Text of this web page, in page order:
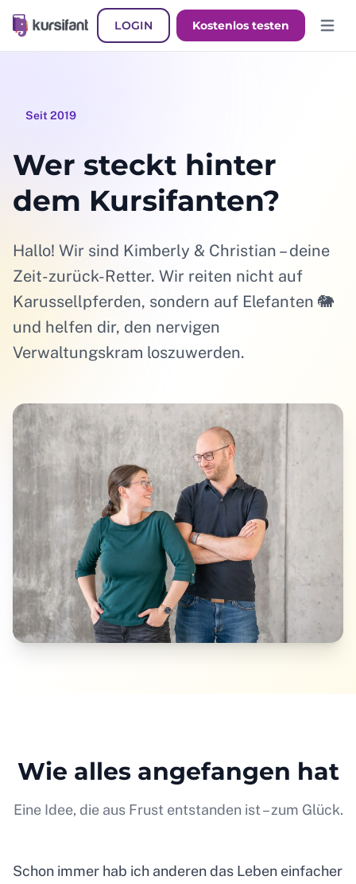
LOGIN Kostenlos testen
Seit 2019
Wer steckt hinter
dem Kursifanten?
Hallo! Wir sind Kimberly & Christian – deine
Zeit-zurück-Retter. Wir reiten nicht auf
Karussellpferden, sondern auf Elefanten 🐘
und helfen dir, den nervigen
Verwaltungskram loszuwerden.
Wie alles angefangen hat
Eine Idee, die aus Frust entstanden ist – zum Glück.
Schon immer hab ich anderen das Leben einfacher